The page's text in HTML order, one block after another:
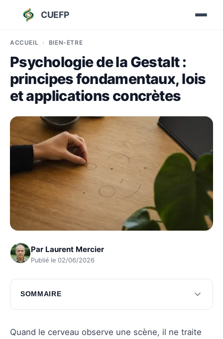
CUEFP
ACCUEIL BIEN-ÊTRE
Psychologie de la Gestalt :
principes fondamentaux, lois
et applications concrètes
Par Laurent Mercier
Publié le 02/06/2026
SOMMAIRE
Principes de base de la Gestalt
Lois de la Gestalt en perception
Quand le cerveau observe une scène, il ne traite